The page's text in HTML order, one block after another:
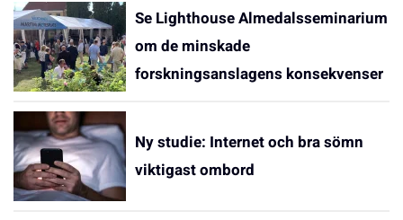
Se Lighthouse Almedalsseminarium
om de minskade
forskningsanslagens konsekvenser
Ny studie: Internet och bra sömn
viktigast ombord